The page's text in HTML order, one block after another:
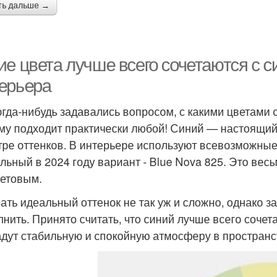
дальше →
цвета лучше всего сочетаются с
нибудь задавались вопросом, с какими
подходит практически любой! Синий —
оттенков. В интерьере используют
в 2024 году вариант - Blue Nova 825. Это
идеальный оттенок не так уж и сложно, однако
Принято считать, что синий лучше всего
стабильную и спокойную атмосферу в